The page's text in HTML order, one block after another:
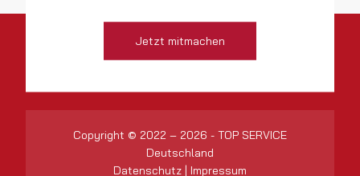
Jetzt mitmachen
Copyright © 2022 – 2026 - TOP SERVICE
Deutschland
Datenschutz
Impressum